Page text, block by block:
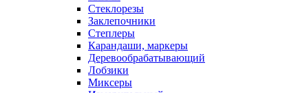
Стеклорезы
Заклепочники
Степлеры
Карандаши, маркеры
Деревообрабатывающий
Лобзики
Миксеры